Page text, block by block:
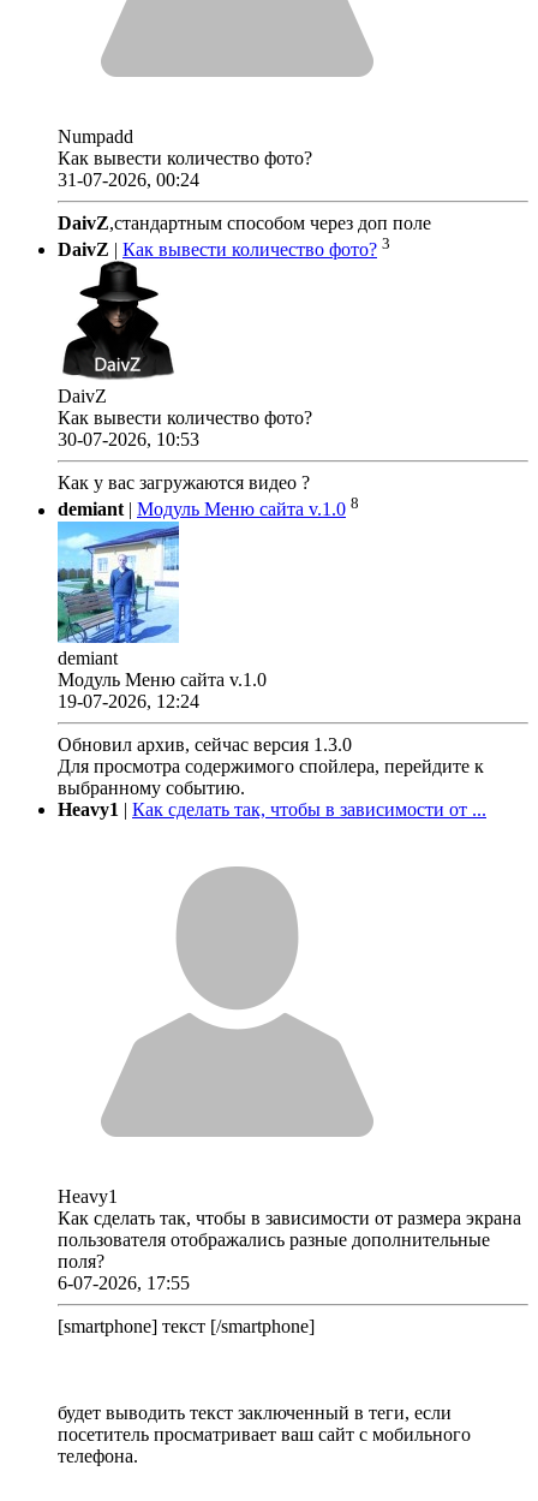
Numpadd
Как вывести количество фото?
31-07-2026, 00:24
DaivZ,стандартным способом через доп поле
DaivZ | Как вывести количество фото? 3
DaivZ
Как вывести количество фото?
30-07-2026, 10:53
Как у вас загружаются видео ?
demiant| Модуль Меню сайта v.1.0 8
demiant
Модуль Меню сайта v.1.0
19-07-2026, 12:24
Обновил архив, сейчас версия 1.3.0
Для просмотра содержимого спойлера, перейдите к
выбранному событию.
Heavy1 | Как сделать так, чтобы в зависимости от ...
Heavy1
Как сделать так, чтобы в зависимости от размера экрана
пользователя отображались разные дополнительные
поля?
6-07-2026, 17:55
[smartphone] текст [/smartphone]
будет выводить текст заключенный в теги, если
посетитель просматривает ваш сайт с мобильного
телефона.